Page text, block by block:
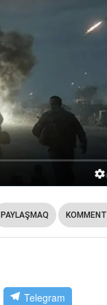
PAYLAŞMAQ
Telegram